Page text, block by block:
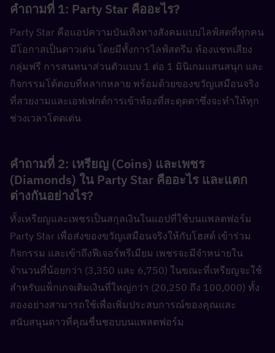
คำถามที่ 1: Party Star คืออะไร?
Party Star คือแอปความบันเทิงทางสังคมแบบไลฟ์สดที่ทุกคน
มีโอกาสเป็นดาวเด่น โดยมีทั้งการไลฟ์สตรีม ห้องแชทเสียง
กลุ่มฟรี การสนทนาส่วนตัวแบบ 1 ต่อ 1 มินิเกมแสนสนุก และ
กิจกรรมโต้ตอบที่หลากหลาย พร้อมด้วยของขวัญเสมือนจริง
ที่สวยงามและเอฟเฟกต์การเข้าห้องที่สะดุดตาซึ่งจะทำให้ทุก
ช่วงเวลาโดดเด่น
คำถามที่ 2: เหรียญ (Coins) และเพชร
(Diamonds) ใน Party Star คืออะไร และแตก
ต่างกันอย่างไร?
ทั้งเหรียญและเพชรเป็นสกุลเงินในแอปที่ใช้บนแพลตฟอร์ม
Party Star เพื่อส่งของขวัญเสมือนจริงให้กับโฮสต์ เข้าร่วม
กิจกรรม และเข้าถึงฟีเจอร์พรีเมียม เพชรจะมีจำหน่ายใน
จำนวนที่น้อยกว่า (3,350 และ 6,750) ในขณะที่เหรียญจะใช้
สำหรับแพ็กเกจเติมเงินที่ใหญ่กว่า (20,250 ถึง 100,000) ทั้ง
สองอย่างสามารถใช้เพื่อเพิ่มประสบการณ์ของคุณและ
สนับสนุนดาวที่คุณชื่นชอบบนแพลตฟอร์ม